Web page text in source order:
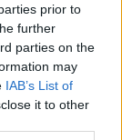
prior to
further
parties on the
may
IAB’s List of
it to other